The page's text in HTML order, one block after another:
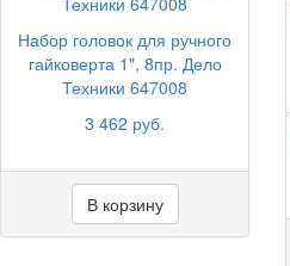
Набор головок для ручного
гайковерта 1", 8пр. Дело
Техники 647008
3 462 руб.
В корзину